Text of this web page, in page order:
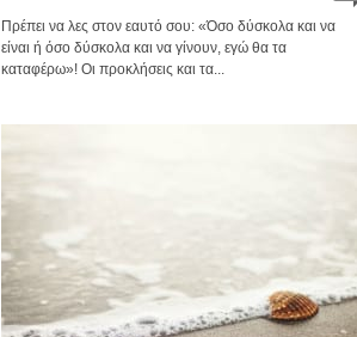
Πρέπει να λες στον εαυτό σου: «Όσο δύσκολα και να
είναι ή όσο δύσκολα και να γίνουν, εγώ θα τα
καταφέρω»! Οι προκλήσεις και τα...